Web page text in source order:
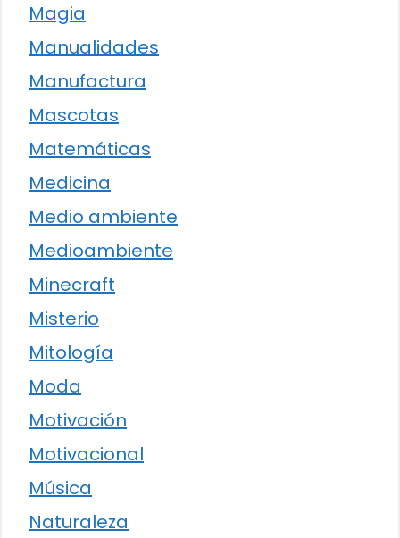
Magia
Manualidades
Manufactura
Mascotas
Matemáticas
Medicina
Medio ambiente
Medioambiente
Minecraft
Misterio
Mitología
Moda
Motivación
Motivacional
Música
Naturaleza